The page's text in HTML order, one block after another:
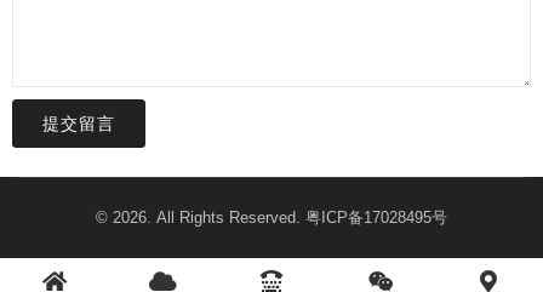
提交留言
© 2026. All Rights Reserved. 粤ICP备17028495号